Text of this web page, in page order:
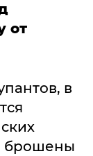
от
в
брошены